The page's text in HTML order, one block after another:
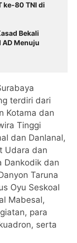
ke-80 TNI di
Bekali
AD Menuju
terdiri dari
Kotama dan
Tinggi
dan Danlanal,
Udara dan
Dankodik dan
Taruna
Oyu Seskoal
Mabesal,
para
serta